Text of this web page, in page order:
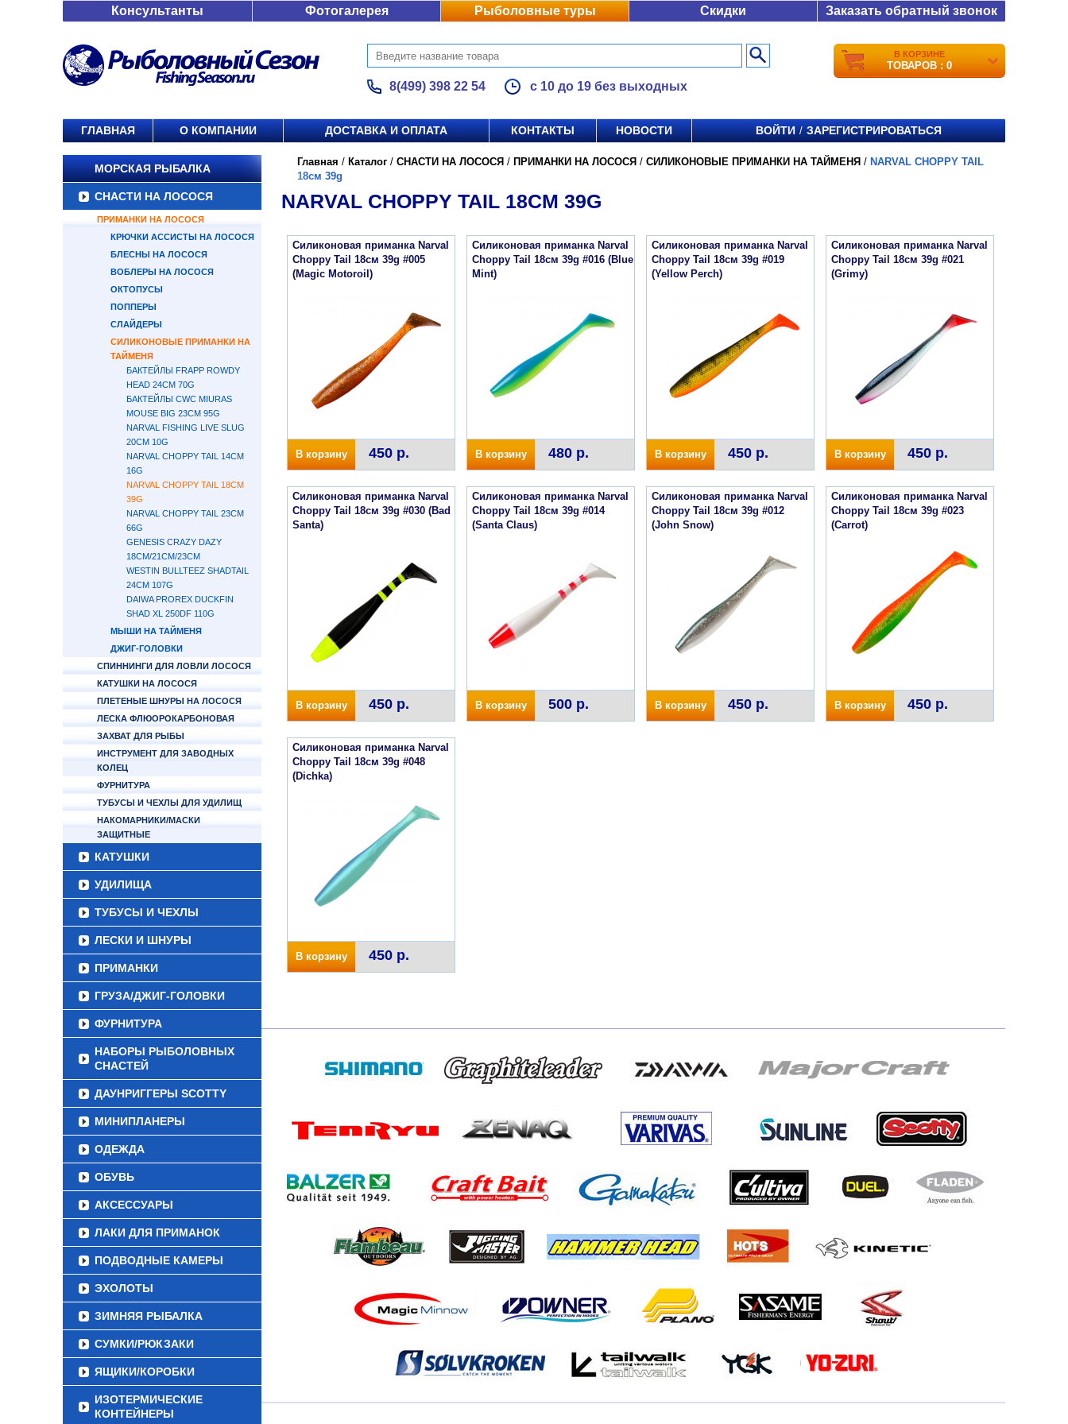
Консультанты Фотогалерея Рыболовные туры Скидки Заказать обратный звонок
8(499) 398 22 54 с 10 до 19 без выходных
В КОРЗИНЕ
ТОВАРОВ : 0
ГЛАВНАЯ О КОМПАНИИ ДОСТАВКА И ОПЛАТА КОНТАКТЫ НОВОСТИ ВОЙТИ / ЗАРЕГИСТРИРОВАТЬСЯ
МОРСКАЯ РЫБАЛКА
СНАСТИ НА ЛОСОСЯ
ПРИМАНКИ НА ЛОСОСЯ
КРЮЧКИ АССИСТЫ НА ЛОСОСЯ
БЛЕСНЫ НА ЛОСОСЯ
ВОБЛЕРЫ НА ЛОСОСЯ
ОКТОПУСЫ
ПОППЕРЫ
СЛАЙДЕРЫ
СИЛИКОНОВЫЕ ПРИМАНКИ НА
ТАЙМЕНЯ
БАКТЕЙЛЫ FRAPP ROWDY
HEAD 24СМ 70G
БАКТЕЙЛЫ CWC MIURAS
MOUSE BIG 23СМ 95G
NARVAL FISHING LIVE SLUG
20CM 10G
NARVAL CHOPPY TAIL 14СМ
16G
NARVAL CHOPPY TAIL 18СМ
39G
NARVAL CHOPPY TAIL 23СМ
66G
GENESIS CRAZY DAZY
18СМ/21СМ/23СМ
WESTIN BULLTEEZ SHADTAIL
24СМ 107G
DAIWA PROREX DUCKFIN
SHAD XL 250DF 110G
МЫШИ НА ТАЙМЕНЯ
ДЖИГ-ГОЛОВКИ
СПИННИНГИ ДЛЯ ЛОВЛИ ЛОСОСЯ
КАТУШКИ НА ЛОСОСЯ
ПЛЕТЕНЫЕ ШНУРЫ НА ЛОСОСЯ
ЛЕСКА ФЛЮОРОКАРБОНОВАЯ
ЗАХВАТ ДЛЯ РЫБЫ
ИНСТРУМЕНТ ДЛЯ ЗАВОДНЫХ
КОЛЕЦ
ФУРНИТУРА
ТУБУСЫ И ЧЕХЛЫ ДЛЯ УДИЛИЩ
НАКОМАРНИКИ/МАСКИ
ЗАЩИТНЫЕ
КАТУШКИ
УДИЛИЩА
ТУБУСЫ И ЧЕХЛЫ
ЛЕСКИ И ШНУРЫ
ПРИМАНКИ
ГРУЗА/ДЖИГ-ГОЛОВКИ
ФУРНИТУРА
НАБОРЫ РЫБОЛОВНЫХ
СНАСТЕЙ
ДАУНРИГГЕРЫ SCOTTY
МИНИПЛАНЕРЫ
ОДЕЖДА
ОБУВЬ
АКСЕССУАРЫ
ЛАКИ ДЛЯ ПРИМАНОК
ПОДВОДНЫЕ КАМЕРЫ
ЭХОЛОТЫ
ЗИМНЯЯ РЫБАЛКА
СУМКИ/РЮКЗАКИ
ЯЩИКИ/КОРОБКИ
ИЗОТЕРМИЧЕСКИЕ
КОНТЕЙНЕРЫ
Главная / Каталог / СНАСТИ НА ЛОСОСЯ / ПРИМАНКИ НА ЛОСОСЯ / СИЛИКОНОВЫЕ ПРИМАНКИ НА ТАЙМЕНЯ / NARVAL CHOPPY TAIL
18см 39g
NARVAL CHOPPY TAIL 18СМ 39G
Силиконовая приманка Narval
Choppy Tail 18см 39g #005
(Magic Motoroil)
В корзину 450 р.
Силиконовая приманка Narval
Choppy Tail 18см 39g #016 (Blue
Mint)
В корзину 480 р.
Силиконовая приманка Narval
Choppy Tail 18см 39g #019
(Yellow Perch)
В корзину 450 р.
Силиконовая приманка Narval
Choppy Tail 18см 39g #021
(Grimy)
В корзину 450 р.
Силиконовая приманка Narval
Choppy Tail 18см 39g #030 (Bad
Santa)
В корзину 450 р.
Силиконовая приманка Narval
Choppy Tail 18см 39g #014
(Santa Claus)
В корзину 500 р.
Силиконовая приманка Narval
Choppy Tail 18см 39g #012
(John Snow)
В корзину 450 р.
Силиконовая приманка Narval
Choppy Tail 18см 39g #023
(Carrot)
В корзину 450 р.
Силиконовая приманка Narval
Choppy Tail 18см 39g #048
(Dichka)
В корзину 450 р.